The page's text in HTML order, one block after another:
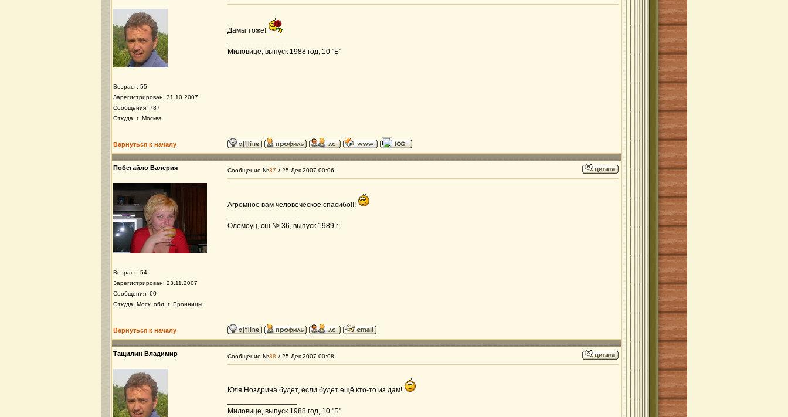
Возраст: 55
Зарегистрирован: 31.10.2007
Сообщения: 787
Откуда: г. Москва
Дамы тоже!
Миловице, выпуск 1988 год, 10 "Б"
Вернуться к началу
Побегайло Валерия
Возраст: 54
Зарегистрирован: 23.11.2007
Сообщения: 60
Откуда: Моск. обл. г. Бронницы
Сообщение №37 / 25 Дек 2007 00:06
Агромное вам человеческое спасибо!!!
Оломоуц, сш № 36, выпуск 1989 г.
Вернуться к началу
Тащилин Владимир Сообщение №38 / 25 Дек 2007 00:08
Юля Ноздрина будет, если будет ещё кто-то из дам!
Миловице, выпуск 1988 год, 10 "Б"